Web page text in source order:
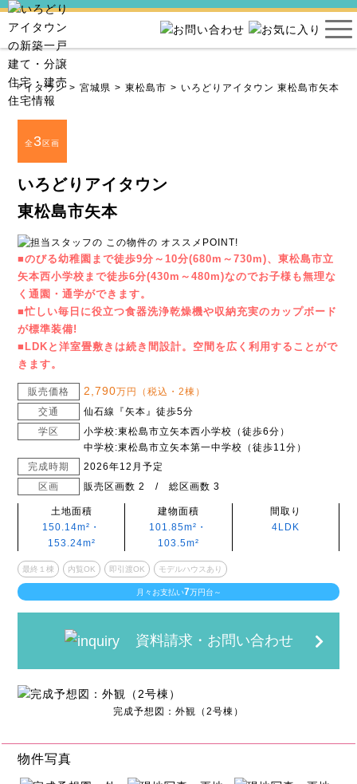
りアイタウン 宮城県 東松島市 いろどりアイタウン 東松島市矢本
全3区画
いろどりアイタウン
東松島市矢本
■のびる幼稚園まで徒歩9分～10分(680m～730m)、東松島市立
矢本西小学校まで徒歩6分(430m～480m)なのでお子様も無理な
く通園・通学ができます。
■忙しい毎日に役立つ食器洗浄乾燥機や収納充実のカップボード
が標準装備!
■LDKと洋室畳敷きは続き間設計。空間を広く利用することがで
きます。
販売価格 2,790万円（税込・2棟）
交通
仙石線『矢本』徒歩5分
学区
小学校:東松島市立矢本西小学校（徒歩6分）
中学校:東松島市立矢本第一中学校（徒歩11分）
完成時期
2026年12月予定
区画
販売区画数 2 / 総区画数 3
土地面積
150.14m²・
153.24m²
建物面積
101.85m²・
103.5m²
間取り
4LDK
最終１棟 内覧OK 即引渡OK モデルハウスあり
月々お支払い7万円台～
資料請求・お問い合わせ
完成予想図：外観（2号棟）
物件写真